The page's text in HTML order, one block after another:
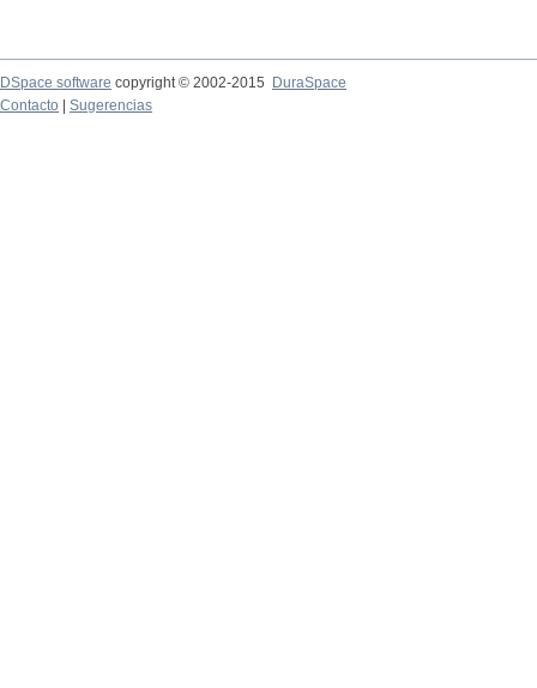
DSpace software copyright © 2002-2015
DuraSpace
Contacto
Sugerencias